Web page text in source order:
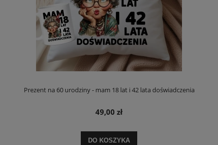
Prezent na 60 urodziny - mam 18 lat i 42 lata doświadczenia
49,00 zł
DO KOSZYKA